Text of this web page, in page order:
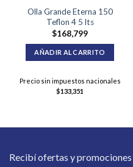
Olla Grande Eterna 150
Teflon 4 5 lts
$168,799
AÑADIR AL CARRITO
Precio sin impuestos nacionales
$133,351
Recibí ofertas y promociones